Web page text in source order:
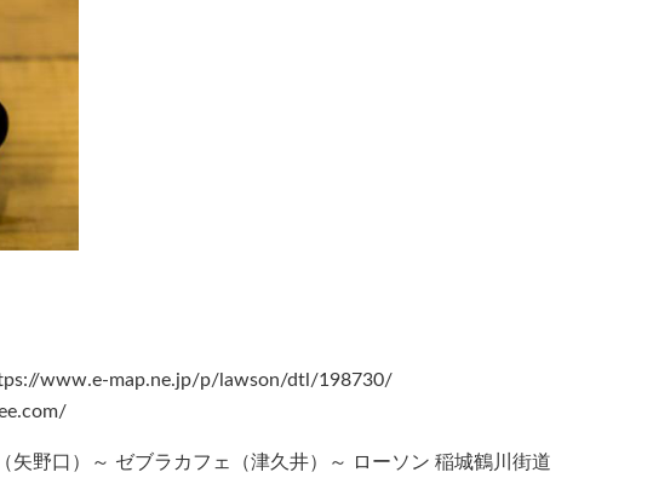
www.e-map.ne.jp/p/lawson/dtl/198730/
矢野口）～ ゼブラカフェ（津久井）～ ローソン 稲城鶴川街道